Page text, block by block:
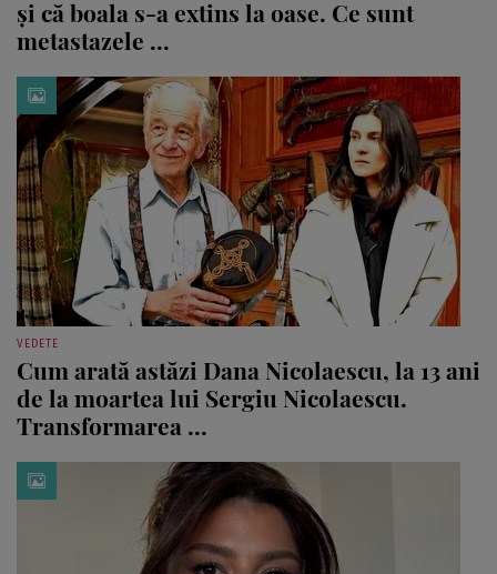
și că boala s-a extins la oase. Ce sunt
metastazele ...
VEDETE
Cum arată astăzi Dana Nicolaescu, la 13 ani
de la moartea lui Sergiu Nicolaescu.
Transformarea ...